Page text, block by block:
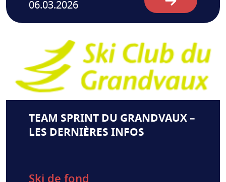
06.03.2026
TEAM SPRINT DU GRANDVAUX –
LES DERNIÈRES INFOS
Ski de fond